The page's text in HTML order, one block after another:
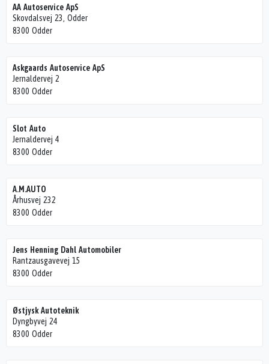
AA Autoservice ApS
Skovdalsvej 23, Odder
8300 Odder
Askgaards Autoservice ApS
Jernaldervej 2
8300 Odder
Slot Auto
Jernaldervej 4
8300 Odder
A.M.AUTO
Århusvej 232
8300 Odder
Jens Henning Dahl Automobiler
Rantzausgavevej 15
8300 Odder
Østjysk Autoteknik
Dyngbyvej 24
8300 Odder